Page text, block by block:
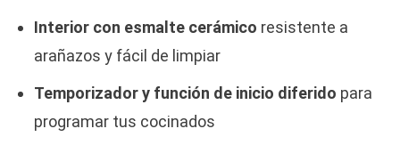
Interior con esmalte cerámico resistente a
arañazos y fácil de limpiar
Temporizador y función de inicio diferido para
programar tus cocinados